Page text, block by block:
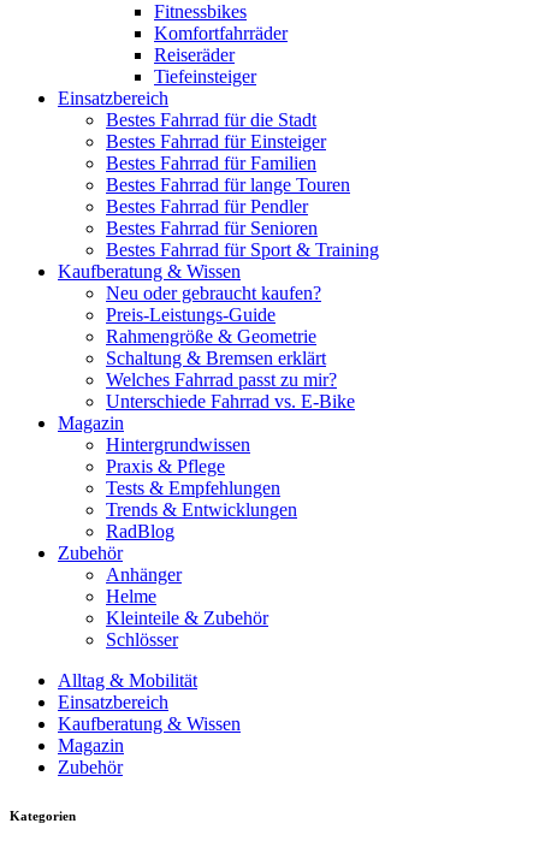
Fitnessbikes
Komfortfahrräder
Reiseräder
Tiefeinsteiger
Einsatzbereich
Bestes Fahrrad für die Stadt
Bestes Fahrrad für Einsteiger
Bestes Fahrrad für Familien
Bestes Fahrrad für lange Touren
Bestes Fahrrad für Pendler
Bestes Fahrrad für Senioren
Bestes Fahrrad für Sport & Training
Kaufberatung & Wissen
Neu oder gebraucht kaufen?
Preis-Leistungs-Guide
Rahmengröße & Geometrie
Schaltung & Bremsen erklärt
Welches Fahrrad passt zu mir?
Unterschiede Fahrrad vs. E-Bike
Magazin
Hintergrundwissen
Praxis & Pflege
Tests & Empfehlungen
Trends & Entwicklungen
RadBlog
Zubehör
Anhänger
Helme
Kleinteile & Zubehör
Schlösser
Alltag & Mobilität
Einsatzbereich
Kaufberatung & Wissen
Magazin
Zubehör
Kategorien